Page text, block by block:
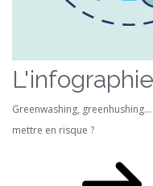
Greenwashing,
mettre en risque ?